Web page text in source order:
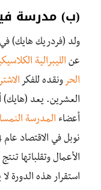
(ب) مدرسة
ولد (فردريك هايك) في
عن الليبرالية
الحر ونقده للفكر
العشرين. يعد (هايك)
أعضاء المدرسة
نوبل في الاقتصاد عام
الأعمال وتقلباتها تنتج
استقرار هذه الدورة لا